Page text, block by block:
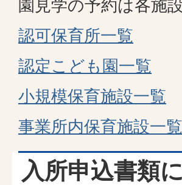
園見学の予約は各施
認可保育所一覧
認定こども園一覧
小規模保育施設一覧
事業所内保育施設一覧
入所申込書類